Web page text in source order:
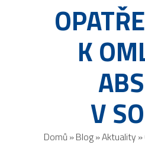
K
V
Domů »Blog»Aktuality »